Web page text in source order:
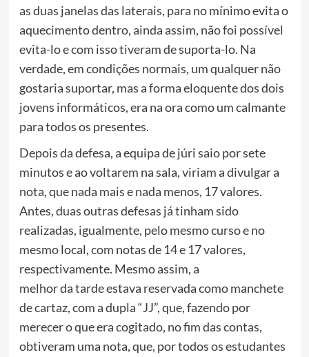
as duas janelas das laterais, para no mínimo evita o
aquecimento dentro, ainda assim, não foi possível
evita-lo e com isso tiveram de suporta-lo. Na
verdade, em condições normais, um qualquer não
gostaria suportar, mas a forma eloquente dos dois
jovens informáticos, era na ora como um calmante
para todos os presentes.
Depois da defesa, a equipa de júri saio por sete
minutos e ao voltarem na sala, viriam a divulgar a
nota, que nada mais e nada menos, 17 valores.
Antes, duas outras defesas já tinham sido
realizadas, igualmente, pelo mesmo curso e no
mesmo local, com notas de 14 e 17 valores,
respectivamente. Mesmo assim, a
melhor da tarde estava reservada como manchete
de cartaz, com a dupla “JJ”, que, fazendo por
merecer o que era cogitado, no fim das contas,
obtiveram uma nota, que, por todos os estudantes